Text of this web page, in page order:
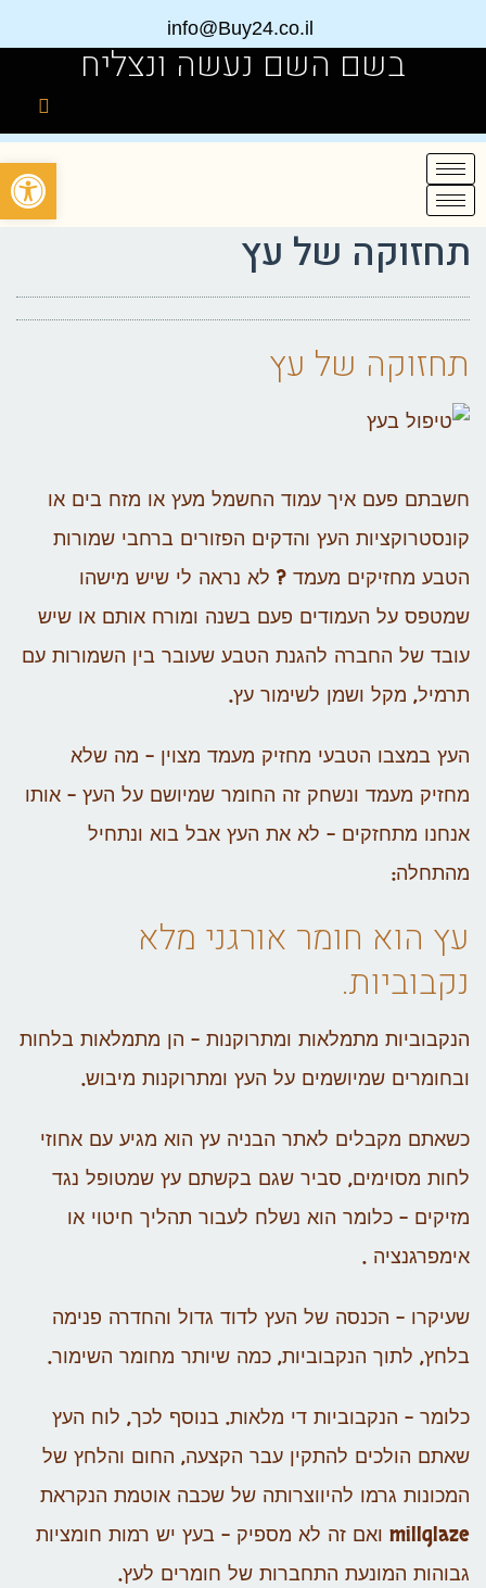
info@Buy24.co.il
בשם השם נעשה ונצליח
תחזוקה של עץ
תחזוקה של עץ
חשבתם פעם איך עמוד החשמל מעץ או מזח בים או
קונסטרוקציות העץ והדקים הפזורים ברחבי שמורות
הטבע מחזיקים מעמד ? לא נראה לי שיש מישהו
שמטפס על העמודים פעם בשנה ומורח אותם או שיש
עובד של החברה להגנת הטבע שעובר בין השמורות עם
תרמיל, מקל ושמן לשימור עץ.
העץ במצבו הטבעי מחזיק מעמד מצוין – מה שלא
מחזיק מעמד ונשחק זה החומר שמיושם על העץ – אותו
אנחנו מתחזקים – לא את העץ אבל בוא ונתחיל
מהתחלה:
עץ הוא חומר אורגני מלא
נקבוביות.
הנקבוביות מתמלאות ומתרוקנות – הן מתמלאות בלחות
ובחומרים שמיושמים על העץ ומתרוקנות מיבוש.
כשאתם מקבלים לאתר הבניה עץ הוא מגיע עם אחוזי
לחות מסוימים, סביר שגם בקשתם עץ שמטופל נגד
מזיקים – כלומר הוא נשלח לעבור תהליך חיטוי או
אימפרגנציה .
שעיקרו – הכנסה של העץ לדוד גדול והחדרה פנימה
בלחץ, לתוך הנקבוביות, כמה שיותר מחומר השימור.
כלומר – הנקבוביות די מלאות. בנוסף לכך, לוח העץ
שאתם הולכים להתקין עבר הקצעה, החום והלחץ של
המכונות גרמו להיווצרותה של שכבה אוטמת הנקראת
millglaze ואם זה לא מספיק – בעץ יש רמות חומציות
גבוהות המונעת התחברות של חומרים לעץ.